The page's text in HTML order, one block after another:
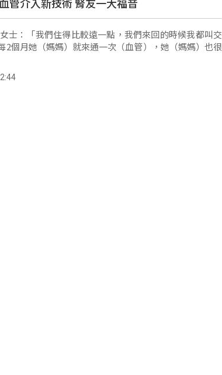
士：「我們住得比較遠一點，我們來回的時候我都叫交
2個月她（媽媽）就來通一次（血管），她（媽媽）也很